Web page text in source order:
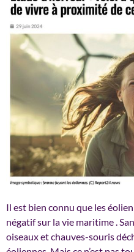
Il est bien connu que les
négatif sur la vie maritime .
oiseaux et chauves-souris